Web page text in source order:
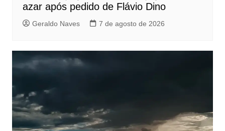
azar após pedido de Flávio Dino
Geraldo Naves 7 de agosto de 2026